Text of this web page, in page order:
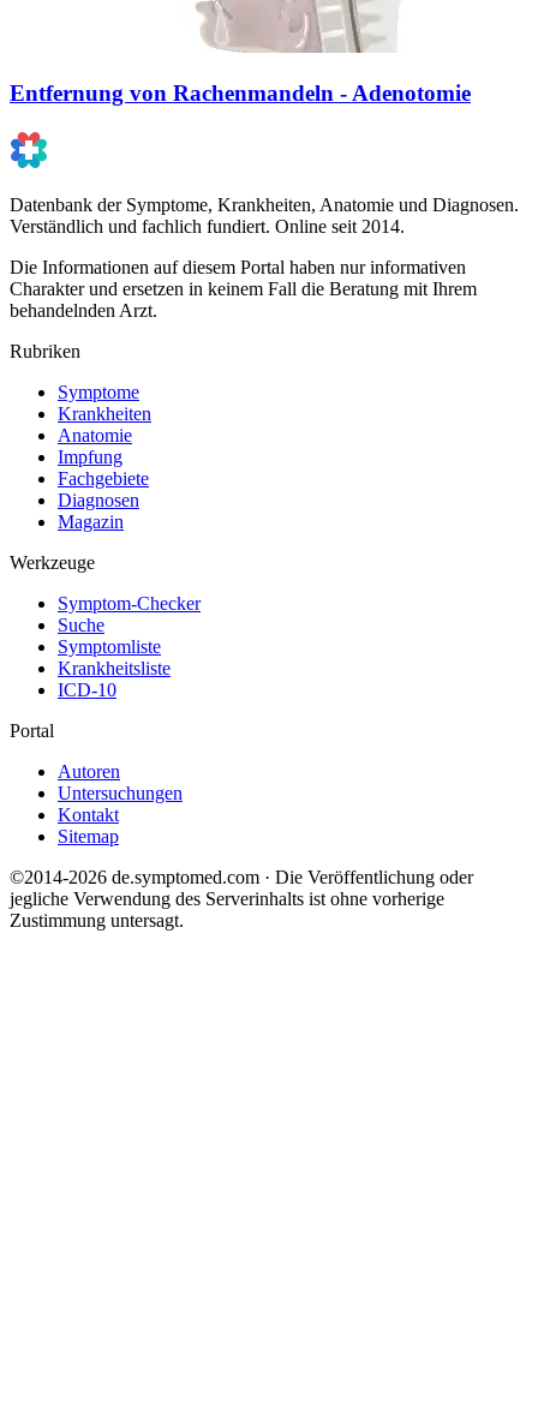
Entfernung von Rachenmandeln - Adenotomie
Datenbank der Symptome, Krankheiten, Anatomie und Diagnosen.
Verständlich und fachlich fundiert. Online seit 2014.
Die Informationen auf diesem Portal haben nur informativen
Charakter und ersetzen in keinem Fall die Beratung mit Ihrem
behandelnden Arzt.
Rubriken
Symptome
Krankheiten
Anatomie
Impfung
Fachgebiete
Diagnosen
Magazin
Werkzeuge
Symptom-Checker
Suche
Symptomliste
Krankheitsliste
ICD-10
Portal
Autoren
Untersuchungen
Kontakt
Sitemap
©2014-2026 de.symptomed.com · Die Veröffentlichung oder
jegliche Verwendung des Serverinhalts ist ohne vorherige
Zustimmung untersagt.